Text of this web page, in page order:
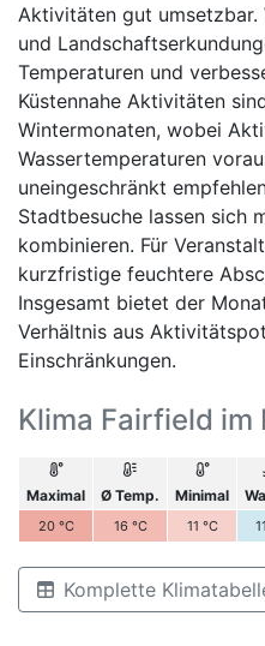
Aktivitäten gut umsetzbar.
und
Temperaturen und
Küstennahe Aktivitäten
Wintermonaten, wobei
Wassertemperaturen
uneingeschränkt
Stadtbesuche lassen sich
kombinieren. Für
kurzfristige feuchtere
Insgesamt bietet der
Verhältnis aus
Einschränkungen.
Klima Fairfield im
Maximal Ø Temp. Minimal
20 °C 16 °C 11 °C 11
Komplette